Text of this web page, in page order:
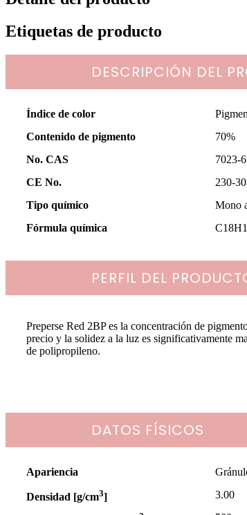
Etiquetas de producto
DESCRIPCIÓN DEL
Índice de color
Contenido de pigmento
70%
No. CAS
7023-
CE No.
230-
Tipo químico
Mono
Fórmula química
PERFIL DEL
Preperse Red 2BP es la concentración de
precio y la solidez a la luz es significativamente
de polipropileno.
DATOS FÍSICOS
Apariencia
Densidad [g/cm3] 3.00